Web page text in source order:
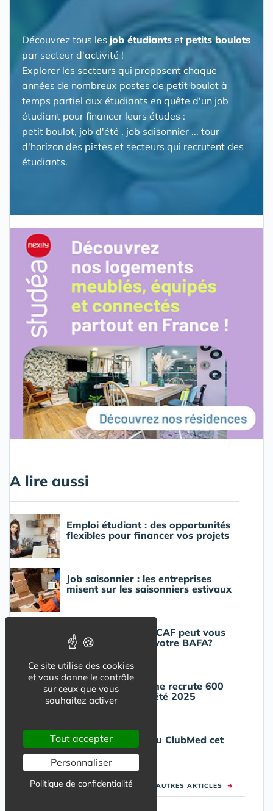
Découvrez tous les job étudiants et petits boulots
par secteur d'activité !
Explorer les secteurs qui proposent chaque
années de nombreux postes de petit boulot à
temps partiel aux étudiants en quête d'un job
étudiant pour financer leurs études :
petit boulot, job d'été , job saisonnier ... tour
d'horizon des pistes et secteurs qui recrutent des
étudiants.
A lire aussi
Emploi étudiant : des opportunités
flexibles pour financer vos projets
Job saisonnier : les entreprises
misent sur les saisonniers estivaux
Savez vous que la CAF peut vous
aider pour passer votre BAFA?
Pop Corn Labyrinthe recrute 600
saisonniers pour l'été 2025
Comment bosser au ClubMed cet
été?
VOIR LES AUTRES ARTICLES ➜
Ce site utilise des cookies
et vous donne le contrôle
sur ceux que vous
souhaitez activer
Tout accepter
Personnaliser
Politique de confidentialité